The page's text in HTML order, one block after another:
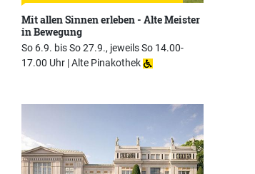
Mit allen Sinnen erleben - Alte Meister
in Bewegung
So 6.9. bis So 27.9., jeweils So 14.00-
17.00 Uhr |Alte Pinakothek